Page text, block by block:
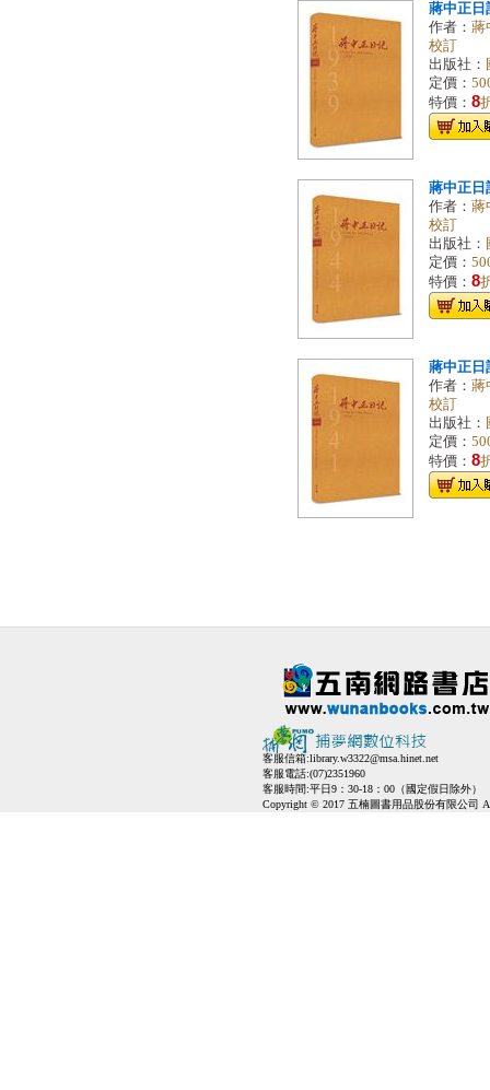
蔣中正日
作者： 蔣
校訂
出版社：
定價：
特價： 8
蔣中正日
作者： 蔣
校訂
出版社：
定價：
特價： 8
蔣中正日
作者： 蔣
校訂
出版社：
定價：
特價： 8
客服信箱:library.w3322@msa.hinet.net
客服電話:(07)2351960
客服時間:平日9：30-18：00（國定假日除外）
Copyright © 2017 五楠圖書用品股份有限公司